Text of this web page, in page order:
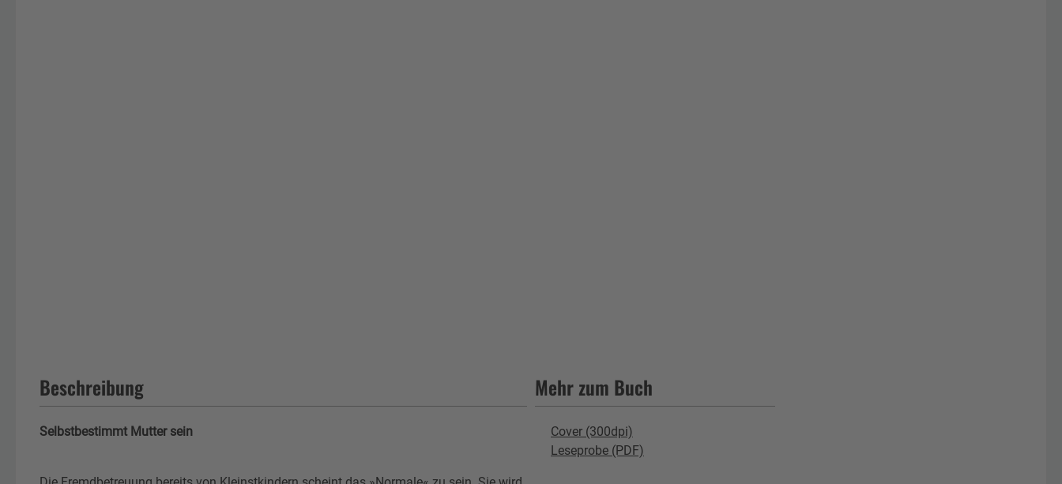
Beschreibung
Selbstbestimmt Mutter sein
Mehr zum Buch
Cover (300dpi)
Leseprobe (PDF)